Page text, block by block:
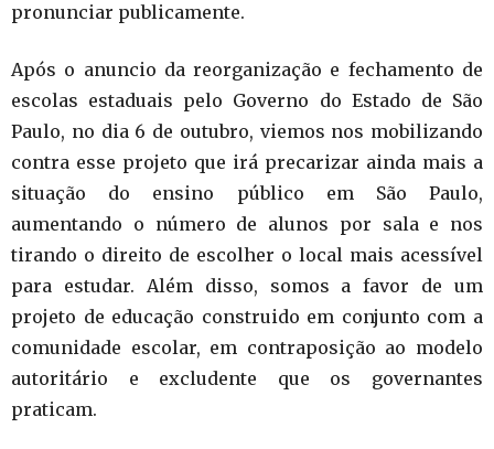
pronunciar publicamente.
Após o anuncio da reorganização e fechamento de
escolas estaduais pelo Governo do Estado de São
Paulo, no dia 6 de outubro, viemos nos mobilizando
contra esse projeto que irá precarizar ainda mais a
situação do ensino público em São Paulo,
aumentando o número de alunos por sala e nos
tirando o direito de escolher o local mais acessível
para estudar. Além disso, somos a favor de um
projeto de educação construido em conjunto com a
comunidade escolar, em contraposição ao modelo
autoritário e excludente que os governantes
praticam.